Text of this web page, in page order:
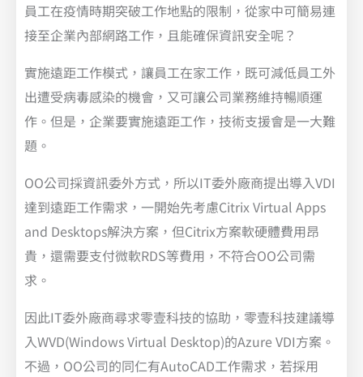
員工在疫情時期突破工作地點的限制，從家中可簡易連
接至企業內部網路工作，且能確保資訊安全呢？
實施遠距工作模式，讓員工在家工作，既可減低員工外
出遭受病毒感染的機會，又可讓公司業務維持暢順運
作。但是，企業要實施遠距工作，技術支援會是一大難
題。
OO公司採資訊委外方式，所以IT委外廠商提出導入VDI
達到遠距工作需求，一開始先考慮Citrix Virtual Apps
and Desktops解決方案，但Citrix方案軟硬體費用昂
貴，還需要支付微軟RDS等費用，不符合OO公司需
求。
因此IT委外廠商尋求零壹科技的協助，零壹科技建議導
入WVD(Windows Virtual Desktop)的Azure VDI方案。
不過，OO公司的同仁有AutoCAD工作需求，若採用